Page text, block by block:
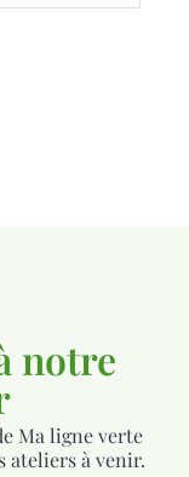
notre
Ma ligne verte
ateliers à venir.